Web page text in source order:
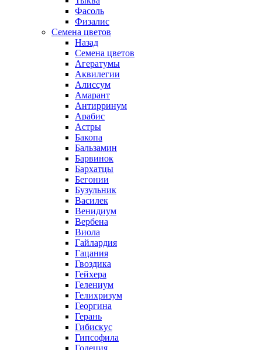
Фасоль
Физалис
Семена цветов
Назад
Семена цветов
Агератумы
Аквилегии
Алиссум
Амарант
Антирринум
Арабис
Астры
Бакопа
Бальзамин
Барвинок
Бархатцы
Бегонии
Бузульник
Василек
Венидиум
Вербена
Виола
Гайлардия
Гацания
Гвоздика
Гейхера
Гелениум
Гелихризум
Георгина
Герань
Гибискус
Гипсофила
Годеция